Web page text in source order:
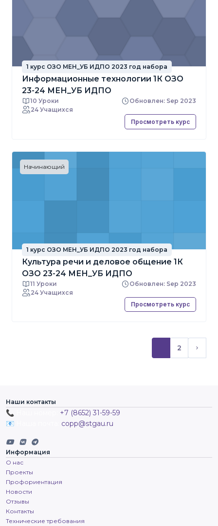
1 курс ОЗО МЕН_УБ ИДПО 2023 год набора
Информационные технологии 1К ОЗО
23-24 МЕН_УБ ИДПО
10 Уроки
Обновлен: Sep 2023
24 Учащихся
Просмотреть курс
Начинающий
1 курс ОЗО МЕН_УБ ИДПО 2023 год набора
Культура речи и деловое общение 1К
ОЗО 23-24 МЕН_УБ ИДПО
11 Уроки
Обновлен: Sep 2023
24 Учащихся
Просмотреть курс
(текущий)
2
Наши контакты
📞 Наш номер: +7 (8652) 31-59-59
📧 Наша почта: copp@stgau.ru
Информация
О нас
Проекты
Профориентация
Новости
Отзывы
Контакты
Технические требования